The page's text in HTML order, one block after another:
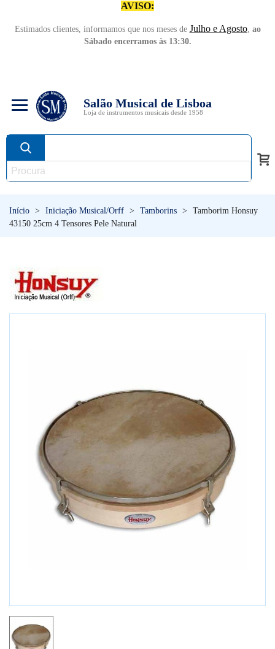
AVISO:
Estimados clientes, informamos que nos meses de Julho e Agosto, ao
Sábado encerramos às 13:30.
Salão Musical de Lisboa
Loja de instrumentos musicais desde 1958
Início > Iniciação Musical/Orff > Tamborins >
Tamborim Honsuy
43150 25cm 4 Tensores Pele Natural